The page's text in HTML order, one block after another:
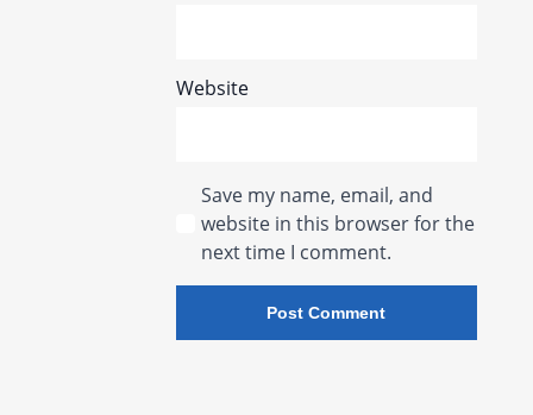
Website
Save my name, email, and
website in this browser for the
next time I comment.